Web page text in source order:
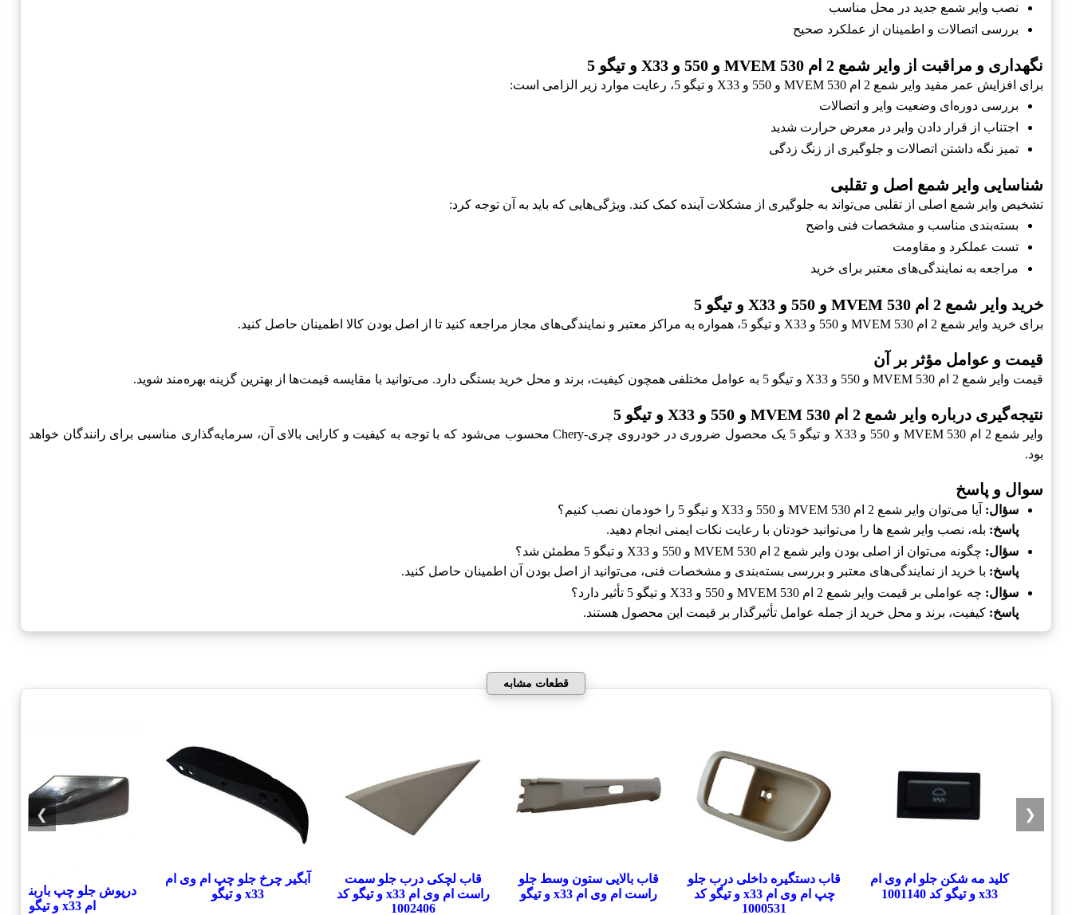
نصب وایر شمع جدید در محل مناسب
بررسی اتصالات و اطمینان از عملکرد صحیح
نگهداری و مراقبت از وایر شمع 2 ام MVEM 530 و 550 و X33 و تیگو 5
برای افزایش عمر مفید وایر شمع 2 ام MVEM 530 و 550 و X33 و تیگو 5، رعایت موارد زیر الزامی است:
بررسی دوره‌ای وضعیت وایر و اتصالات
اجتناب از قرار دادن وایر در معرض حرارت شدید
تمیز نگه داشتن اتصالات و جلوگیری از زنگ زدگی
شناسایی وایر شمع اصل و تقلبی
تشخیص وایر شمع اصلی از تقلبی می‌تواند به جلوگیری از مشکلات آینده کمک کند. ویژگی‌هایی که باید به آن توجه کرد:
بسته‌بندی مناسب و مشخصات فنی واضح
تست عملکرد و مقاومت
مراجعه به نمایندگی‌های معتبر برای خرید
خرید وایر شمع 2 ام MVEM 530 و 550 و X33 و تیگو 5
برای خرید وایر شمع 2 ام MVEM 530 و 550 و X33 و تیگو 5، همواره به مراکز معتبر و نمایندگی‌های مجاز مراجعه کنید تا از اصل بودن کالا اطمینان حاصل کنید.
قیمت و عوامل مؤثر بر آن
قیمت وایر شمع 2 ام MVEM 530 و 550 و X33 و تیگو 5 به عوامل مختلفی همچون کیفیت، برند و محل خرید بستگی دارد. می‌توانید با مقایسه قیمت‌ها از بهترین گزینه بهره‌مند شوید.
نتیجه‌گیری درباره وایر شمع 2 ام MVEM 530 و 550 و X33 و تیگو 5
وایر شمع 2 ام MVEM 530 و 550 و X33 و تیگو 5 یک محصول ضروری در خودروی چری-Chery محسوب می‌شود که با توجه به کیفیت و کارایی بالای آن، سرمایه‌گذاری مناسبی برای رانندگان خواهد
بود.
سوال و پاسخ
سؤال: آیا می‌توان وایر شمع 2 ام MVEM 530 و 550 و X33 و تیگو 5 را خودمان نصب کنیم؟
پاسخ: بله، نصب وایر شمع ها را می‌توانید خودتان با رعایت نکات ایمنی انجام دهید.
سؤال: چگونه می‌توان از اصلی بودن وایر شمع 2 ام MVEM 530 و 550 و X33 و تیگو 5 مطمئن شد؟
پاسخ: با خرید از نمایندگی‌های معتبر و بررسی بسته‌بندی و مشخصات فنی، می‌توانید از اصل بودن آن اطمینان حاصل کنید.
سؤال: چه عواملی بر قیمت وایر شمع 2 ام MVEM 530 و 550 و X33 و تیگو 5 تأثیر دارد؟
پاسخ: کیفیت، برند و محل خرید از جمله عوامل تأثیرگذار بر قیمت این محصول هستند.
قطعات مشابه
کلید مه شکن جلو ام وی ام
x33 و تیگو کد 1001140
قاب دستگیره داخلی درب جلو
چپ ام وی ام x33 و تیگو کد
1000531
قاب بالایی ستون وسط جلو
راست ام وی ام x33 و تیگو
قاب لچکی درب جلو سمت
راست ام وی ام x33 و تیگو کد
1002406
آبگیر چرخ جلو چپ ام وی ام
x33 و تیگو
درپوش جلو چپ باربند ام
ام x33 و تیگو
❮
❯